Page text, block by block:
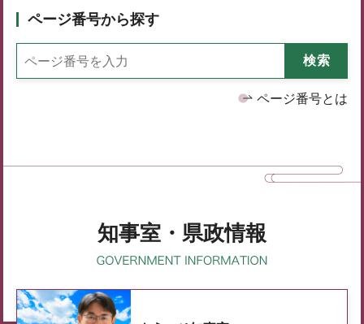
ページ番号から探す
ページ番号とは
知事室・県政情報